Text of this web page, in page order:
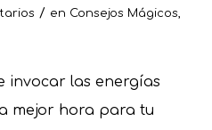
/ en Consejos Mágicos
invocar las energías
mejor hora para tu